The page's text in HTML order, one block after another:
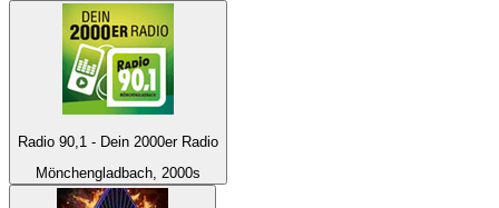
Radio 90,1 - Dein 2000er Radio
Mönchengladbach, 2000s